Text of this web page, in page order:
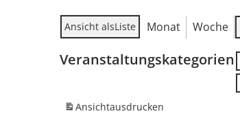
Ansicht alsListe Monat Woche
Veranstaltungskategorien
Ansichtausdrucken